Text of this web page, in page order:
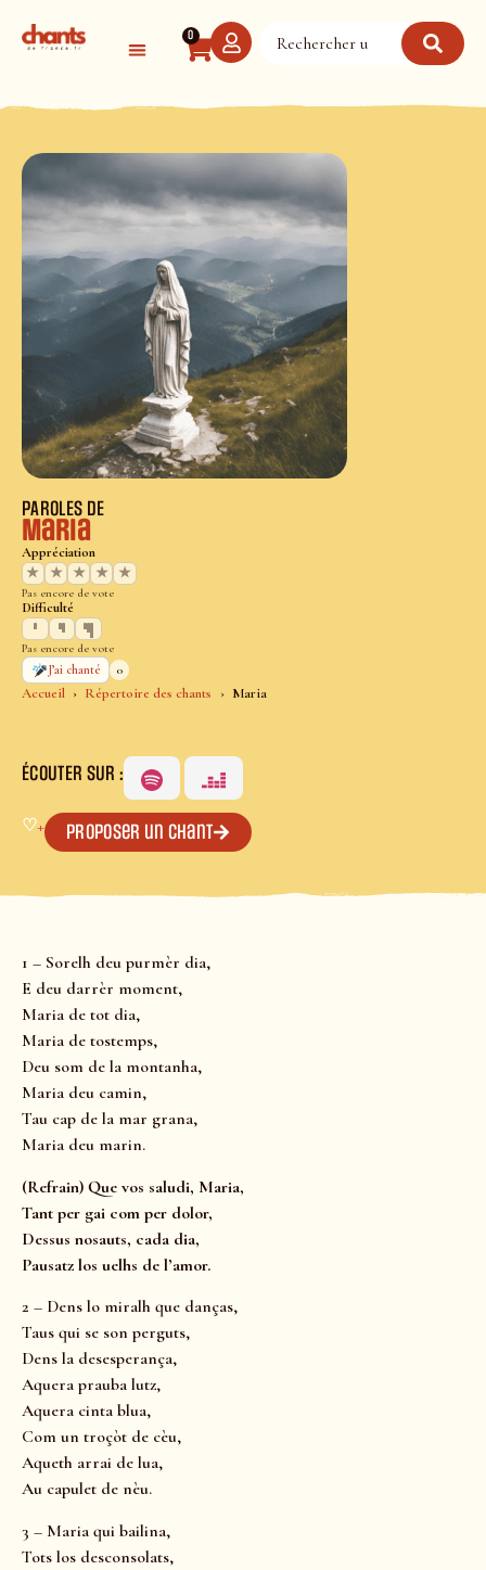
0
Accueil Répertoire des chants Maria
PAROLES DE
Maria
Appréciation
★
★ ★ ★ ★
Pas encore de vote
Difficulté
Pas encore de vote
J’ai chanté
0
ÉCOUTER SUR :
♡+ Proposer un chant
1 – Sorelh deu purmèr dia,
E deu darrèr moment,
Maria de tot dia,
Maria de tostemps,
Deu som de la montanha,
Maria deu camin,
Tau cap de la mar grana,
Maria deu marin.
(Refrain) Que vos saludi, Maria,
Tant per gai com per dolor,
Dessus nosauts, cada dia,
Pausatz los uelhs de l’amor.
2 – Dens lo miralh que danças,
Taus qui se son perguts,
Dens la desesperança,
Aquera prauba lutz,
Aquera cinta blua,
Com un troçòt de cèu,
Aqueth arrai de lua,
Au capulet de nèu.
3 – Maria qui bailina,
Tots los desconsolats,